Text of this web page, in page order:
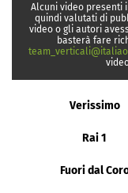
Alcuni video presenti
quindi valutati di
video o gli autori
basterà fare
Verissimo
Rai 1
Fuori dal